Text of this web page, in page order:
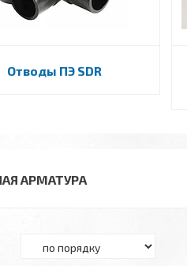
Отводы ПЭ SDR
АРМАТУРА